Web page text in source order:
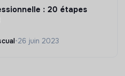
: 20 étapes
•26 juin 2023